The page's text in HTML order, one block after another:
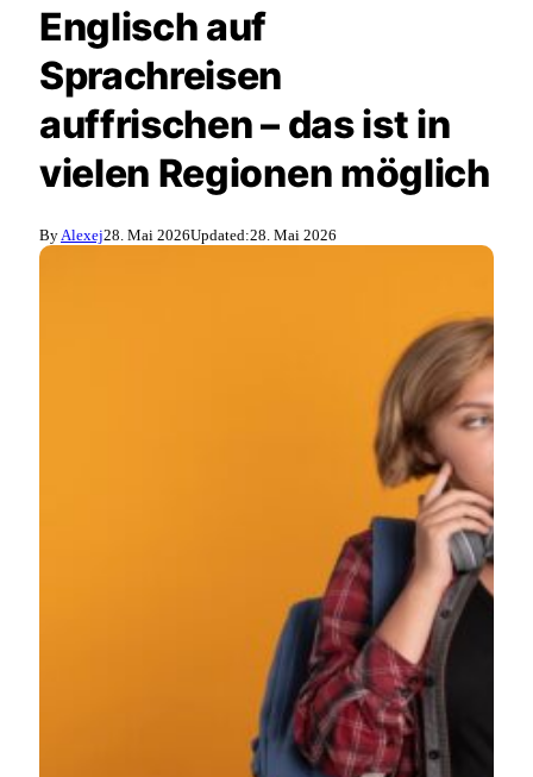
Englisch auf
Sprachreisen
auffrischen – das ist in
vielen Regionen möglich
By Alexej28. Mai 2026Updated:28. Mai 2026